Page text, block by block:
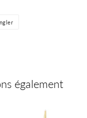
également